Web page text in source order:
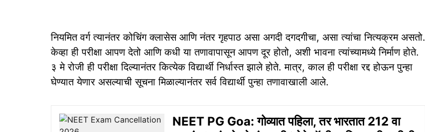
नियमित वर्ग त्‍यानंतर कोचिंग क्‍लासेस आणि नंतर गृहपाठ असा अगदी दगदगीचा, असा त्‍यांचा नित्‍यक्रम असतो.
केव्‍हा ही परीक्षा आपण देतो आणि कधी या तणावापासून आपण दूर होतो, अशी भावना त्‍यांच्‍यामध्‍ये निर्माण होते.
३ मे रोजी ही परीक्षा दिल्‍यानंतर कित्‍येक विद्यार्थी निर्धास्‍त झाले होते. मात्र, काल ही परीक्षा रद्द होऊन पुन्‍हा
घेण्‍यात येणार असल्‍याची सूचना मिळाल्‍यानंतर सर्व विद्यार्थी पुन्‍हा तणावाखाली आले.
NEET PG Goa: गोव्यात पहिला, तर भारतात 212 वा